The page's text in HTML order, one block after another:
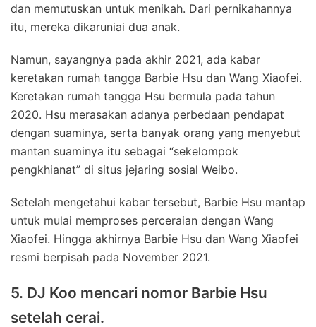
dan memutuskan untuk menikah. Dari pernikahannya
itu, mereka dikaruniai dua anak.
Namun, sayangnya pada akhir 2021, ada kabar
keretakan rumah tangga Barbie Hsu dan Wang Xiaofei.
Keretakan rumah tangga Hsu bermula pada tahun
2020. Hsu merasakan adanya perbedaan pendapat
dengan suaminya, serta banyak orang yang menyebut
mantan suaminya itu sebagai “sekelompok
pengkhianat” di situs jejaring sosial Weibo.
Setelah mengetahui kabar tersebut, Barbie Hsu mantap
untuk mulai memproses perceraian dengan Wang
Xiaofei. Hingga akhirnya Barbie Hsu dan Wang Xiaofei
resmi berpisah pada November 2021.
5. DJ Koo mencari nomor Barbie Hsu
setelah cerai.